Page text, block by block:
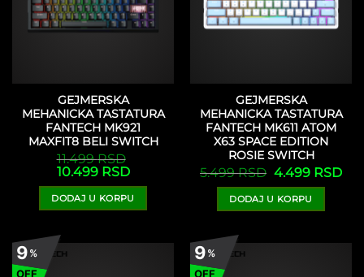
GEJMERSKA
MEHANICKA TASTATURA
FANTECH MK921
MAXFIT8 BELI SWITCH
11.499RSD
Originalna
cena
je
bila:
11.499 RSD.
10.499 RSDTrenutna
cena
je:
10.499 RSD.
DODAJ U KORPU
GEJMERSKA
MEHANICKA TASTATURA
FANTECH MK611 ATOM
X63 SPACE EDITION
ROSIE SWITCH
5.499RSD
Originalna
cena
je
bila:
5.499 RSD.
4.499 RSD
DODAJ U KORPU
9%
OFF
9%
OFF